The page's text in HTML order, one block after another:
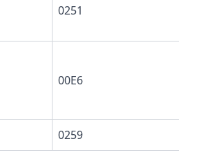
0251
00E6
0259